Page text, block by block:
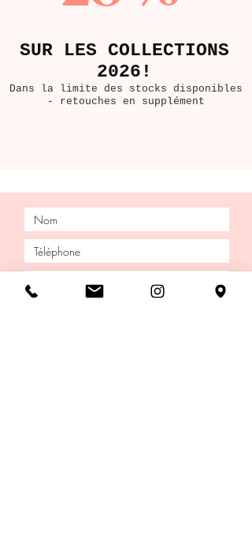
SUR LES COLLECTIONS
2026!
Dans la limite des stocks disponibles
- retouches en supplément